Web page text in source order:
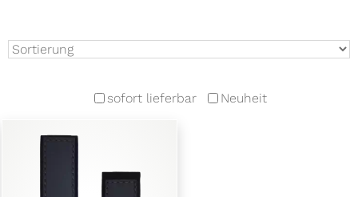
sofort lieferbar Neuheit